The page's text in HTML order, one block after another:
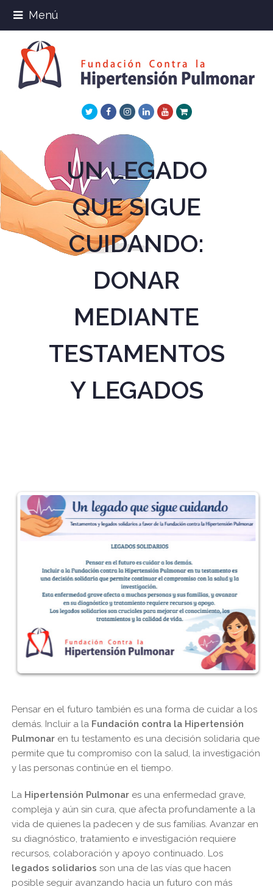
Menú
TwitterFacebookInstagram
LinkedInYoutube
Xing
UN LEGADO
QUE SIGUE
CUIDANDO:
DONAR
MEDIANTE
TESTAMENTOS
Y LEGADOS
Pensar en el futuro también es una forma de cuidar a los
demás. Incluir a la Fundación contra la Hipertensión
Pulmonaren tu testamento es una decisión solidaria que
permite que tu compromiso con la salud, la investigación
y las personas continúe en el tiempo.
La Hipertensión Pulmonares una enfermedad grave,
compleja y aún sin cura, que afecta profundamente a la
vida de quienes la padecen y de sus familias. Avanzar en
su diagnóstico, tratamiento e investigación requiere
recursos, colaboración y apoyo continuado. Los
legados solidarios son una de las vías que hacen
posible seguir avanzando hacia un futuro con más